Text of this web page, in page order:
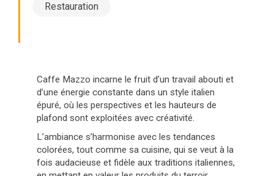
Restauration
Caffe Mazzo incarne le fruit d’un travail abouti et
d’une énergie constante dans un style italien
épuré, où les perspectives et les hauteurs de
plafond sont exploitées avec créativité.
L’ambiance s’harmonise avec les tendances
colorées, tout comme sa cuisine, qui se veut à la
fois audacieuse et fidèle aux traditions italiennes,